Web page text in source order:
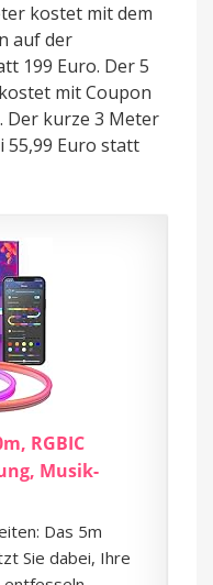
kostet mit dem
auf der
199 Euro. Der 5
mit Coupon
Der kurze 3 Meter
55,99 Euro statt
RGBIC
Musik-
Das 5m
Sie dabei, Ihre